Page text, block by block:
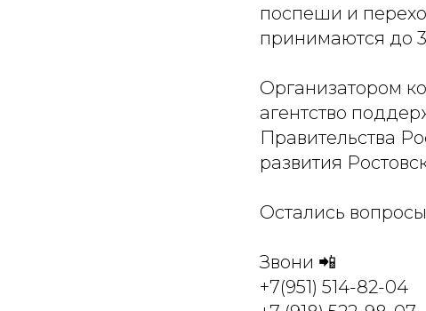
поспеши и
принимаются до
Организатором
агентство
Правительства
развития
Остались
Звони 📲
+7(951) 514-82-04